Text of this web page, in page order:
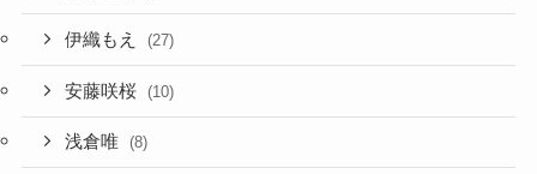
伊織もえ (27)
安藤咲桜 (10)
浅倉唯 (8)